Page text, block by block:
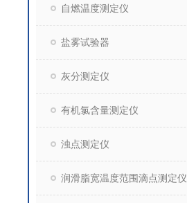
自燃温度测定仪
盐雾试验器
灰分测定仪
有机氯含量测定仪
浊点测定仪
润滑脂宽温度范围滴点测定仪